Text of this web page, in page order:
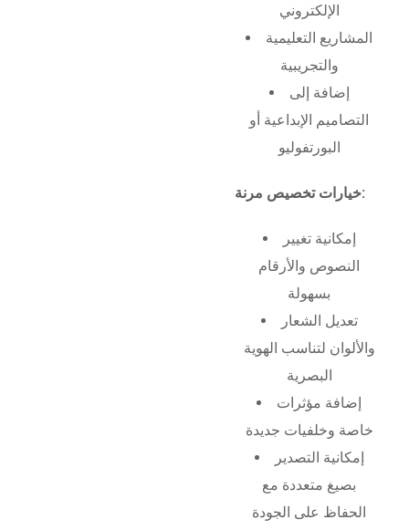
الإلكتروني
المشاريع التعليمية
والتجريبية
إضافة إلى
التصاميم الإبداعية أو
البورتفوليو
خيارات تخصيص مرنة:
إمكانية تغيير
النصوص والأرقام
بسهولة
تعديل الشعار
والألوان لتناسب الهوية
البصرية
إضافة مؤثرات
خاصة وخلفيات جديدة
إمكانية التصدير
بصيغ متعددة مع
الحفاظ على الجودة